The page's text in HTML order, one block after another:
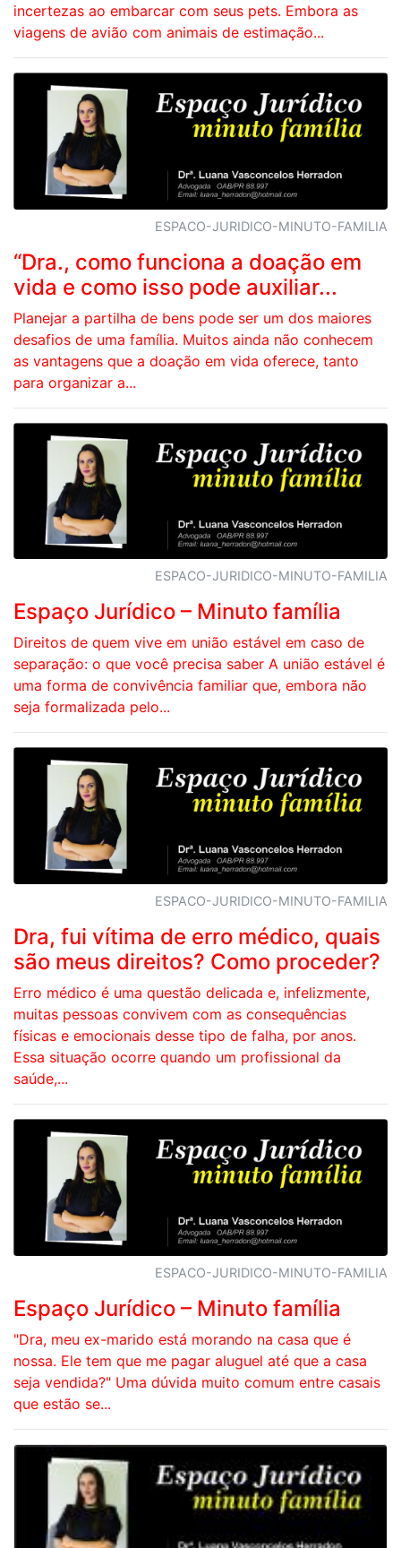
incertezas ao embarcar com seus pets. Embora as
viagens de avião com animais de estimação...
ESPACO-JURIDICO-MINUTO-FAMILIA
“Dra., como funciona a doação em
vida e como isso pode auxiliar...
Planejar a partilha de bens pode ser um dos maiores
desafios de uma família. Muitos ainda não conhecem
as vantagens que a doação em vida oferece, tanto
para organizar a...
ESPACO-JURIDICO-MINUTO-FAMILIA
Espaço Jurídico – Minuto família
Direitos de quem vive em união estável em caso de
separação: o que você precisa saber A união estável é
uma forma de convivência familiar que, embora não
seja formalizada pelo...
ESPACO-JURIDICO-MINUTO-FAMILIA
Dra, fui vítima de erro médico, quais
são meus direitos? Como proceder?
Erro médico é uma questão delicada e, infelizmente,
muitas pessoas convivem com as consequências
físicas e emocionais desse tipo de falha, por anos.
Essa situação ocorre quando um profissional da
saúde,...
ESPACO-JURIDICO-MINUTO-FAMILIA
Espaço Jurídico – Minuto família
"Dra, meu ex-marido está morando na casa que é
nossa. Ele tem que me pagar aluguel até que a casa
seja vendida?" Uma dúvida muito comum entre casais
que estão se...